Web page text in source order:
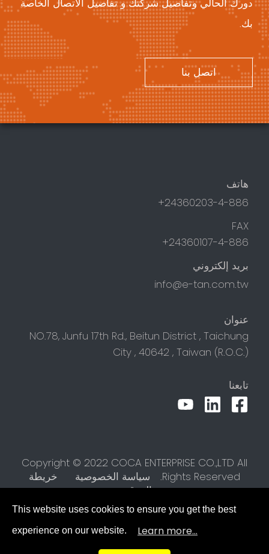
دورك الحالي وتفاصيل شركتك و تفاصيل الاتصال الخاصة
بك.
اتصل بنا
هاتف
24360203-4-886+
FAX
24360107-4-886+
بريد إلكتروني
info@e-tan.com.tw
عنوان
NO.78, Junfu 17th Rd., Beitun District, Taichung
City, 40642, Taiwan (R.O.C.)
تابعنا
Copyright © 2022 COCA ENTERPRISE CO.,LTD All
Rights Reserved.
سياسة الخصوصية
خريطة
الموقع
This website uses cookies to ensure you get the best
experience on our website. Learn more...